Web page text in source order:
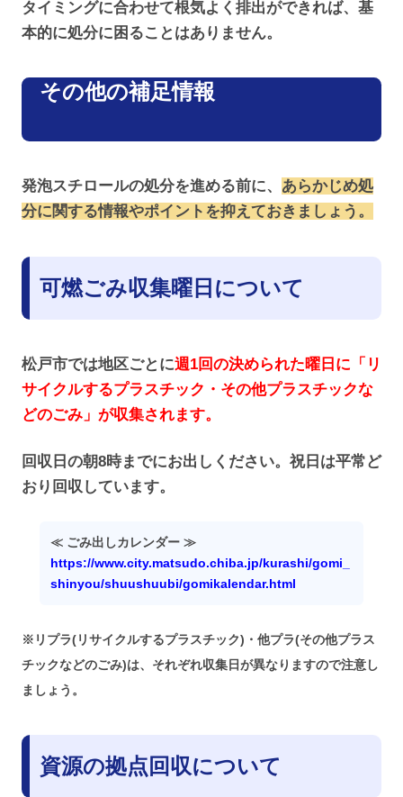
タイミングに合わせて根気よく排出ができれば、基
本的に処分に困ることはありません。
その他の補足情報
発泡スチロールの処分を進める前に、 あらかじめ処
分に関する情報やポイントを抑えておきましょう。
可燃ごみ収集曜日について
松戸市では地区ごとに週1回の決められた曜日に「リ
サイクルするプラスチック・その他プラスチックな
どのごみ」が収集されます。
回収日の朝8時までにお出しください。祝日は平常ど
おり回収しています。
≪ ごみ出しカレンダー ≫
https://www.city.matsudo.chiba.jp/kurashi/gomi_
shinyou/shuushuubi/gomikalendar.html
※リプラ(リサイクルするプラスチック)・他プラ(その他プラス
チックなどのごみ)は、それぞれ収集日が異なりますので注意し
ましょう。
資源の拠点回収について